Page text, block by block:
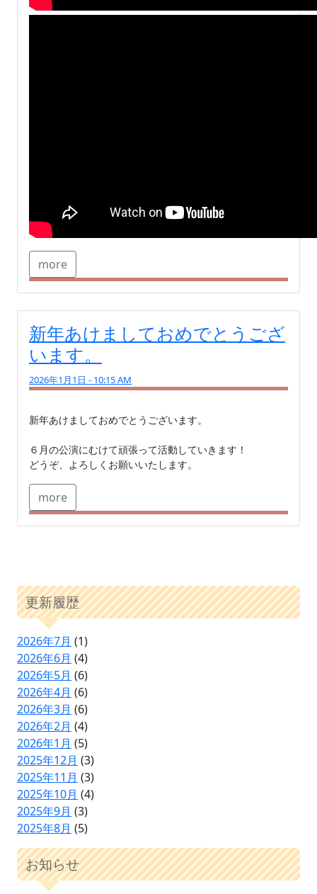
more
新年あけましておめでとうござ
います。
2026年1月1日 - 10:15 AM
新年あけましておめでとうございます。
６月の公演にむけて頑張って活動していきます！
どうぞ、よろしくお願いいたします。
more
更新履歴
2026年7月 (1)
2026年6月 (4)
2026年5月 (6)
2026年4月 (6)
2026年3月 (6)
2026年2月 (4)
2026年1月 (5)
2025年12月 (3)
2025年11月 (3)
2025年10月 (4)
2025年9月 (3)
2025年8月 (5)
お知らせ